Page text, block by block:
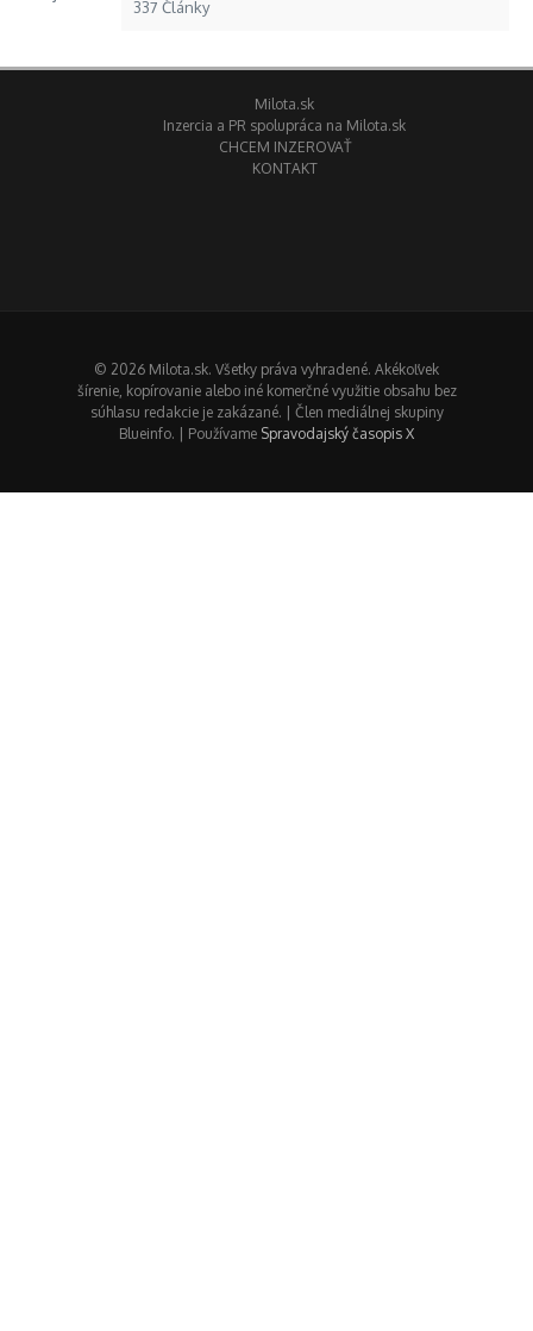
337 Články
Milota.sk
Inzercia a PR spolupráca na Milota.sk
CHCEM INZEROVAŤ
KONTAKT
© 2026 Milota.sk. Všetky práva vyhradené. Akékoľvek
šírenie, kopírovanie alebo iné komerčné využitie obsahu bez
súhlasu redakcie je zakázané. | Člen mediálnej skupiny
Blueinfo. | Používame Spravodajský časopis X